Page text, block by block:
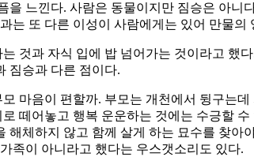
느낀다. 사람은 동물이지만 짐승은 아
는 또 다른 이성이 사람에게는 있어 만물의
것과 자식 입에 밥 넘어가는 것이라고 했
짐승과 다른 점이다.
마음이 편할까. 부모는 개천에서 뒹구는
떼어놓고 행복 운운하는 것에는 수긍할
체하지 않고 함께 살게 하는 묘수를 찾
족이 아니라고 했다는 우스갯소리도 있다.